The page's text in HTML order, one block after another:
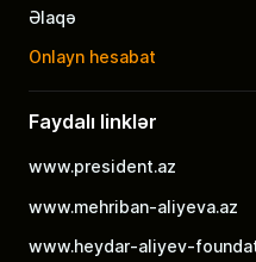
Əlaqə
Onlayn hesabat
Faydalı linklər
www.president.az
www.mehriban-aliyeva.az
www.heydar-aliyev-